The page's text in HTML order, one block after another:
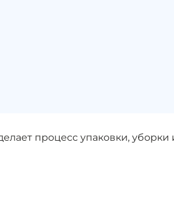
процесс упаковки,